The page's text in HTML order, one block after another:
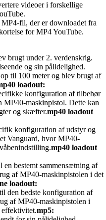
videoer i forskellige
fil, der er downloadet fra
for MP4 YouTube.
brugt under 2. verdenskrig.
og sin pålidelighed.
til 100 meter og blev brugt af
loadout:
konfiguration af tilbehør
MP40-maskinpistol. Dette kan
og skæfter.mp40 loadout
konfiguration af udstyr og
Vanguard, hvor MP40-
mp40 loadout
bestemt sammensætning af
af MP40-maskinpistolen i det
loadout:
den bedste konfiguration af
af MP40-maskinpistolen i
effektivitet.mp5: